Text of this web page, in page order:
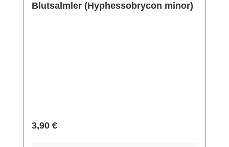
Blutsalmler (Hyphessobrycon minor)
Regulärer Preis:
3,90 €